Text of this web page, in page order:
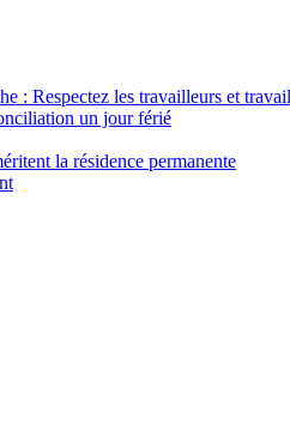
: Respectez les travailleurs et
un jour férié
la résidence permanente